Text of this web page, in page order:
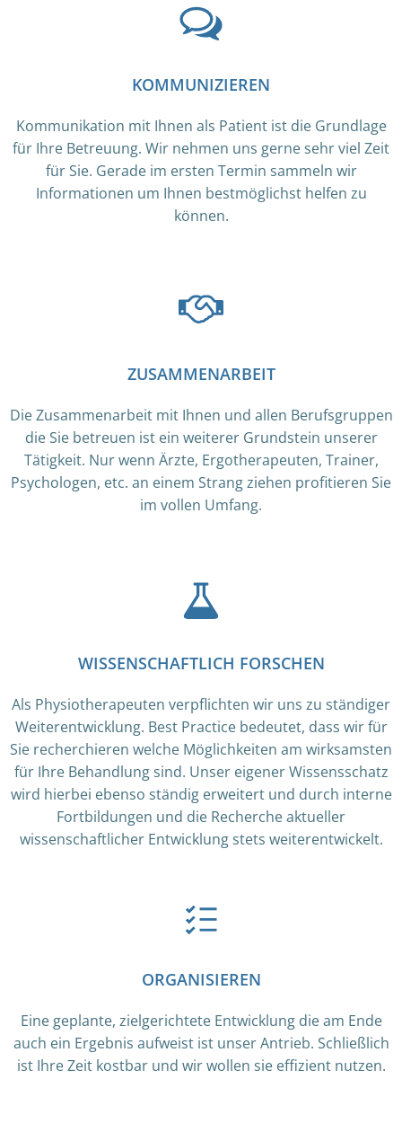
KOMMUNIZIEREN
Kommunikation mit Ihnen als Patient ist die Grundlage
für Ihre Betreuung. Wir nehmen uns gerne sehr viel Zeit
für Sie. Gerade im ersten Termin sammeln wir
Informationen um Ihnen bestmöglichst helfen zu
können.
ZUSAMMENARBEIT
Die Zusammenarbeit mit Ihnen und allen Berufsgruppen
die Sie betreuen ist ein weiterer Grundstein unserer
Tätigkeit. Nur wenn Ärzte, Ergotherapeuten, Trainer,
Psychologen, etc. an einem Strang ziehen profitieren Sie
im vollen Umfang.
WISSENSCHAFTLICH FORSCHEN
Als Physiotherapeuten verpflichten wir uns zu ständiger
Weiterentwicklung. Best Practice bedeutet, dass wir für
Sie recherchieren welche Möglichkeiten am wirksamsten
für Ihre Behandlung sind. Unser eigener Wissensschatz
wird hierbei ebenso ständig erweitert und durch interne
Fortbildungen und die Recherche aktueller
wissenschaftlicher Entwicklung stets weiterentwickelt.
ORGANISIEREN
Eine geplante, zielgerichtete Entwicklung die am Ende
auch ein Ergebnis aufweist ist unser Antrieb. Schließlich
ist Ihre Zeit kostbar und wir wollen sie effizient nutzen.